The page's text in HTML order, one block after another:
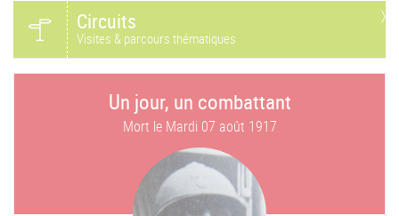
Circuits
Visites & parcours thématiques
Un jour, un combattant
Mort le Mardi 07 août 1917